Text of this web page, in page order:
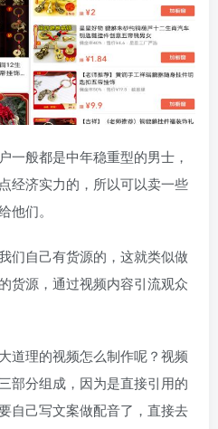
一般都是中年稳重型的男士，
经济实力的，所以可以卖一些
他们。
们自己有货源的，这就类似做
货源，通过视频内容引流观众
道理的视频怎么制作呢？视频
部分组成，因为是直接引用的
自己写文案做配音了，直接去